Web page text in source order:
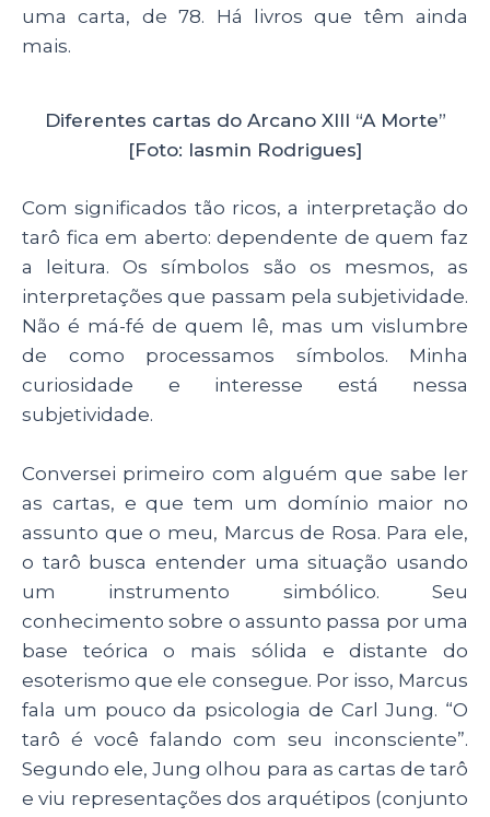
uma carta, de 78. Há livros que têm ainda
mais.
Diferentes cartas do Arcano XIII “A Morte”
[Foto: Iasmin Rodrigues]
Com significados tão ricos, a interpretação do
tarô fica em aberto: dependente de quem faz
a leitura. Os símbolos são os mesmos, as
interpretações que passam pela subjetividade.
Não é má-fé de quem lê, mas um vislumbre
de como processamos símbolos. Minha
curiosidade e interesse está nessa
subjetividade.
Conversei primeiro com alguém que sabe ler
as cartas, e que tem um domínio maior no
assunto que o meu, Marcus de Rosa. Para ele,
o tarô busca entender uma situação usando
um instrumento simbólico. Seu
conhecimento sobre o assunto passa por uma
base teórica o mais sólida e distante do
esoterismo que ele consegue. Por isso, Marcus
fala um pouco da psicologia de Carl Jung. “O
tarô é você falando com seu inconsciente”.
Segundo ele, Jung olhou para as cartas de tarô
e viu representações dos arquétipos (conjunto